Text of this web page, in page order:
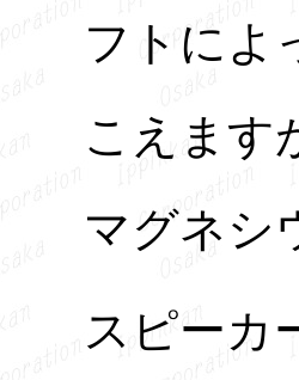
フトによ
こえます
マグネシ
スピーカ